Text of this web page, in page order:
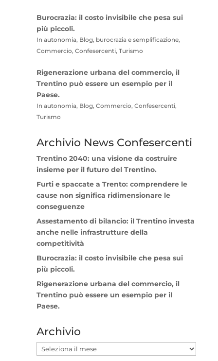
Burocrazia: il costo invisibile che pesa sui
più piccoli.
In autonomia, Blog, burocrazia e semplificazione,
Commercio, Confesercenti, Turismo
Rigenerazione urbana del commercio, il
Trentino può essere un esempio per il
Paese.
In autonomia, Blog, Commercio, Confesercenti,
Turismo
Archivio News Confesercenti
Trentino 2040: una visione da costruire
insieme per il futuro del Trentino.
Furti e spaccate a Trento: comprendere le
cause non significa ridimensionare le
conseguenze
Assestamento di bilancio: il Trentino investa
anche nelle infrastrutture della
competitività
Burocrazia: il costo invisibile che pesa sui
più piccoli.
Rigenerazione urbana del commercio, il
Trentino può essere un esempio per il
Paese.
Archivio
Archivio